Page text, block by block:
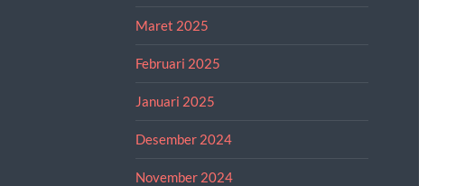
Maret 2025
Februari 2025
Januari 2025
Desember 2024
November 2024